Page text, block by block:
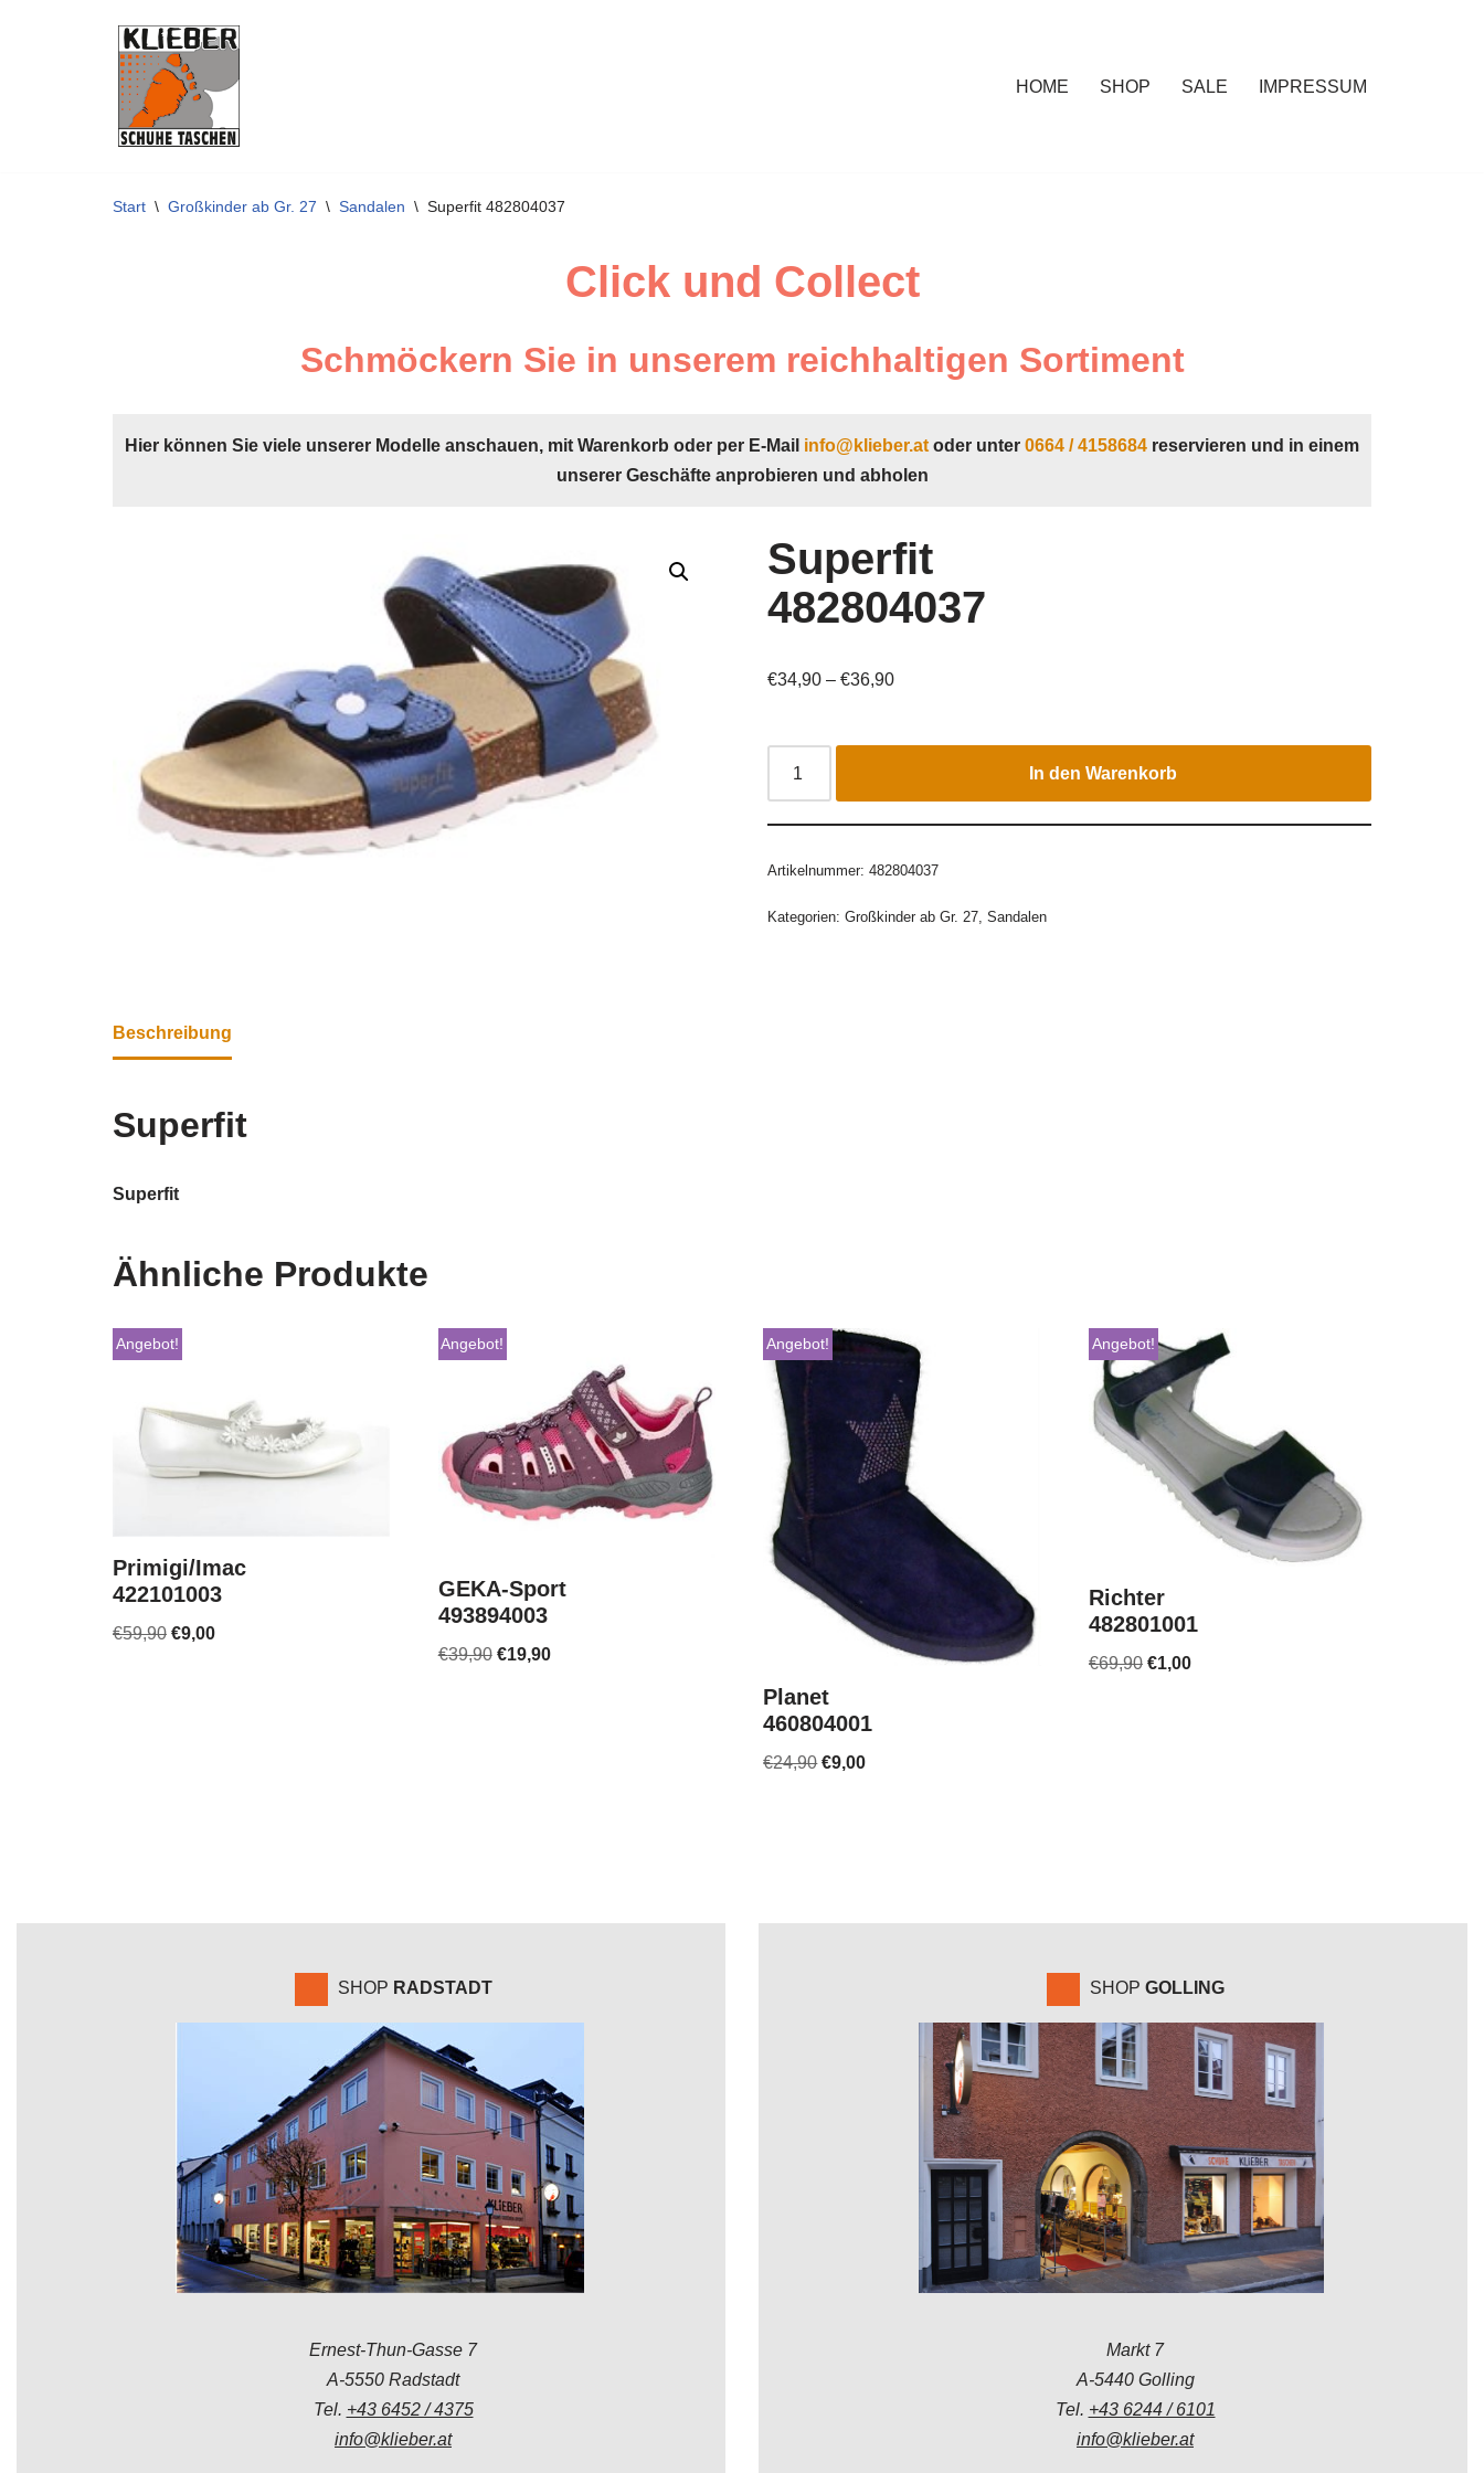
HOME SHOP SALE IMPRESSUM
Start \ Großkinder ab Gr. 27 \ Sandalen \ Superfit 482804037
Click und Collect
Schmöckern Sie in unserem reichhaltigen Sortiment
Hier können Sie viele unserer Modelle anschauen, mit Warenkorb oder per E-Mail info@klieber.at oder unter 0664 / 4158684 reservieren und in einem
unserer Geschäfte anprobieren und abholen
Superfit
482804037
€34,90 – €36,90
In den Warenkorb
Artikelnummer: 482804037
Kategorien: Großkinder ab Gr. 27, Sandalen
Beschreibung
Superfit
Superfit
Ähnliche Produkte
Angebot!
Primigi/Imac
422101003
€59,90 €9,00
Angebot!
GEKA-Sport
493894003
€39,90 €19,90
Angebot!
Planet
460804001
€24,90 €9,00
Angebot!
Richter
482801001
€69,90 €1,00
SHOP RADSTADT
Ernest-Thun-Gasse 7
A-5550 Radstadt
Tel. +43 6452 / 4375
info@klieber.at
SHOP GOLLING
Markt 7
A-5440 Golling
Tel. +43 6244 / 6101
info@klieber.at